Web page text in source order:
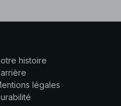
histoire
légales